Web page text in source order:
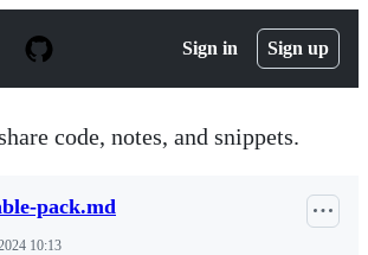
Sign in Sign up
code, notes, and snippets.
pack.md
10:13